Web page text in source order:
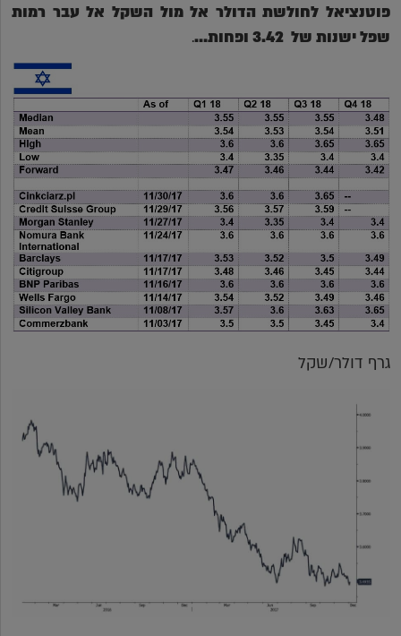
פוטנציאל לחולשת הדולר אל מול השקל אל עבר רמות
שפל ישנות של 3.42 ופחות…
.
גרף דולר/שקל